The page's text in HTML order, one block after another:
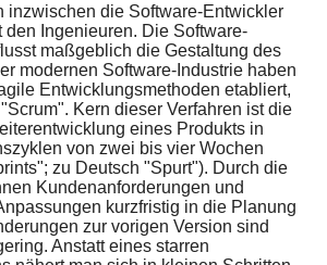
inzwischen die Software-Entwickler
den Ingenieuren. Die Software-
maßgeblich die Gestaltung des
modernen Software-Industrie haben
Entwicklungsmethoden etabliert,
Kern dieser Verfahren ist die
eines Produkts in
von zwei bis vier Wochen
zu Deutsch "Spurt"). Durch die
Kundenanforderungen und
kurzfristig in die Planung
zur vorigen Version sind
Anstatt eines starren